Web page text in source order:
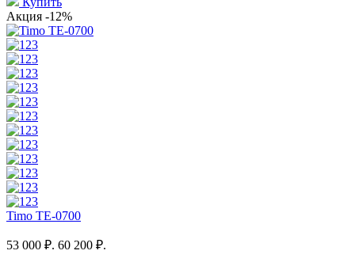
Акция -12%
Timo TE-0700
53 000 ₽. 60 200 ₽.